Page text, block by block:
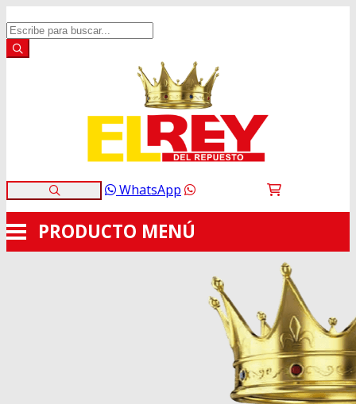
WhatsApp
PRODUCTO MENÚ